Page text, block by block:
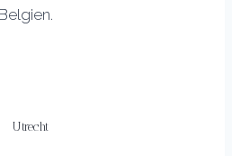
Utrecht